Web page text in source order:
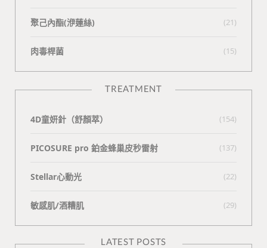
聚己內酯(洢蓮絲) (21)
肉毒桿菌 (15)
TREATMENT
4D童妍針（舒顏萃） (154)
PICOSURE pro 鉑金蜂巢皮秒雷射 (137)
Stellar心動光 (22)
敏感肌/酒糟肌 (29)
LATEST POSTS